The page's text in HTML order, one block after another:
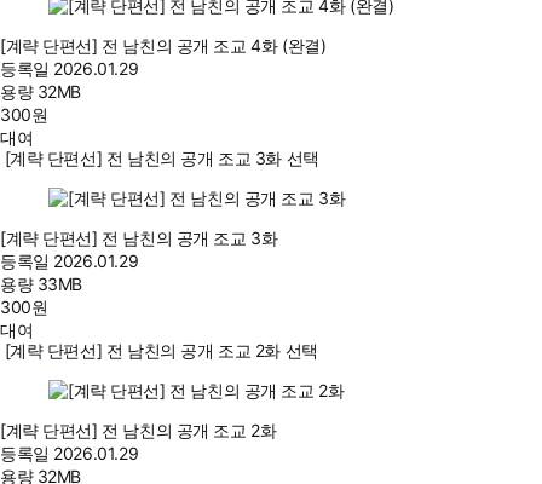
[계략 단편선] 전 남친의 공개 조교 4화 (완결)
등록일 2026.01.29
용량 32MB
300원
대여
[계략 단편선] 전 남친의 공개 조교 3화 선택
[계략 단편선] 전 남친의 공개 조교 3화
등록일 2026.01.29
용량 33MB
300원
대여
[계략 단편선] 전 남친의 공개 조교 2화 선택
[계략 단편선] 전 남친의 공개 조교 2화
등록일 2026.01.29
용량 32MB